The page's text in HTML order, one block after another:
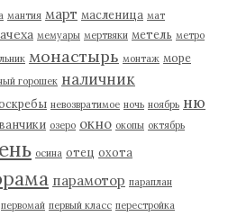
мантия март масленица мат
мемуары мертвяки метель метро
монастырь монтаж море
горошек наличник
невозвратимое ночь ноябрь ню
озеро окно окопы октябрь
осина отец охота
парамотор параплан
первомай первый класс перестройка